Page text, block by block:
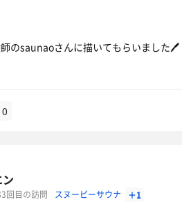
のsaunaoさんに描いてもらいました🖊️
0
回目の訪問 スヌーピーサウナ ＋1